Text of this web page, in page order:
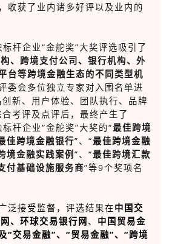
收获了业内诸多好评以及业内的
杆企业“金舵奖”大奖评选吸引了
、跨境支付公司、银行机构、外
台等跨境金融生态的不同类型机
委会多位独立专家对入围名单进
新、用户体验、团队执行、品牌
考评及点评后，最终产生了
杆企业“金舵奖”大奖的“最佳跨境
佳跨境金融银行”、“最佳跨境金融
境金融实践案例 ”、“最佳跨境汇款
付基础设施服务商”等9个奖项名
泛接受监督，评选结果在中国交
、 环球交易银行网、 中国贸易金
“交易金融”、“贸易金融”、“跨境